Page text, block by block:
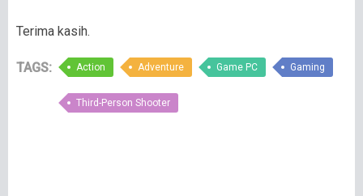
Terima kasih.
TAGS: Action Adventure Game PC Gaming
Third-Person Shooter